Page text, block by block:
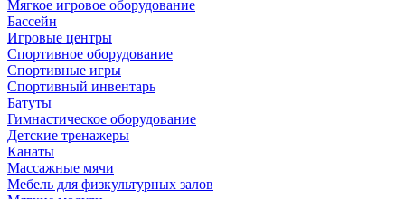
Мягкое игровое оборудование
Бассейн
Игровые центры
Спортивное оборудование
Спортивные игры
Спортивный инвентарь
Батуты
Гимнастическое оборудование
Детские тренажеры
Канаты
Массажные мячи
Мебель для физкультурных залов